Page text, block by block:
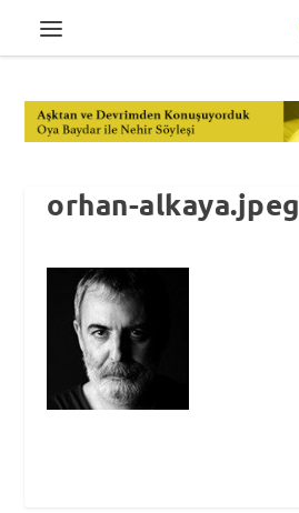
orhan-alkaya.jpeg